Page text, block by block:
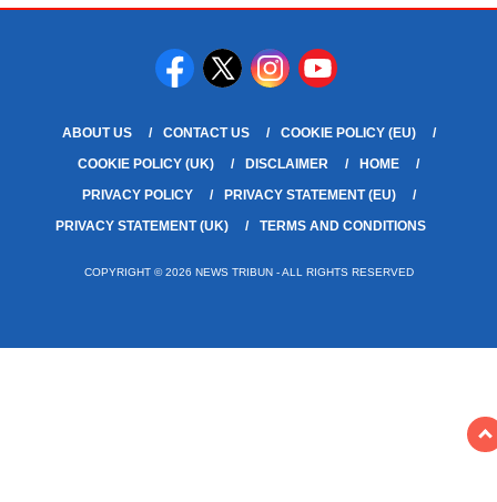
ABOUT US CONTACT US
COOKIE POLICY (EU)
COOKIE POLICY (UK)
DISCLAIMER
HOME
PRIVACY POLICY
PRIVACY STATEMENT (EU)
PRIVACY STATEMENT (UK)
TERMS AND CONDITIONS
COPYRIGHT © 2026 NEWS TRIBUN - ALL RIGHTS RESERVED